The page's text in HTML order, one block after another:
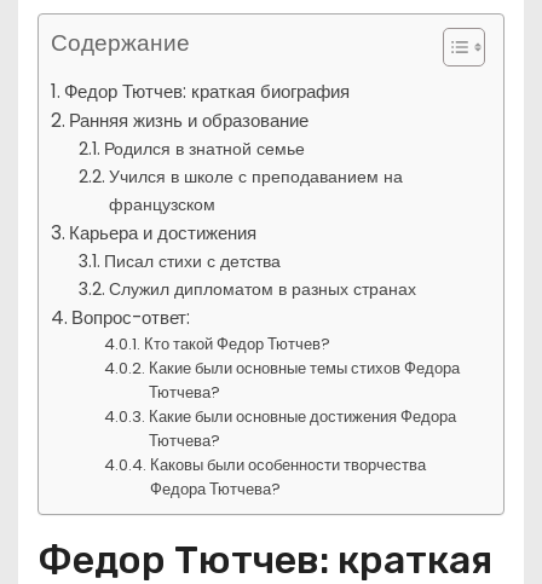
Содержание
Федор Тютчев: краткая биография
Ранняя жизнь и образование
Родился в знатной семье
Учился в школе с преподаванием на
французском
Карьера и достижения
Писал стихи с детства
Служил дипломатом в разных странах
Вопрос-ответ:
Кто такой Федор Тютчев?
Какие были основные темы стихов Федора
Тютчева?
Какие были основные достижения Федора
Тютчева?
Каковы были особенности творчества
Федора Тютчева?
Федор Тютчев: краткая